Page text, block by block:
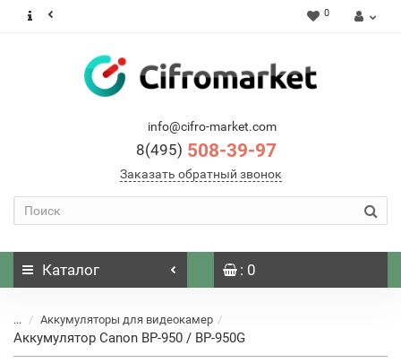
0
info@cifro-market.com
8(495) 508-39-97
Заказать обратный звонок
Каталог : 0
... Аккумуляторы для видеокамер
Аккумулятор Canon BP-950 / BP-950G